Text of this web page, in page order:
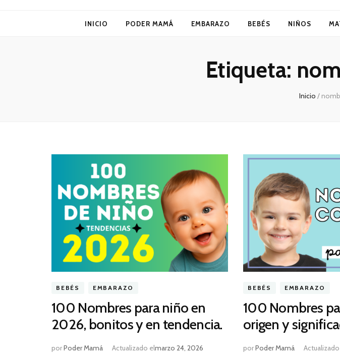
INICIO PODER MAMÁ EMBARAZO BEBÉS NIÑOS
Etiqueta:
Inicio /
BEBÉS EMBARAZO
100 Nombres para niño en
2026, bonitos y en tendencia.
porPoder Mamá Actualizado elmarzo 24, 2026
BEBÉS EMBARAZO
100 Nombres
origen y
porPoder Mamá